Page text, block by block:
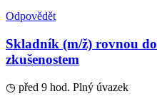
Odpovědět
Skladník (m/ž) rovnou
zkušenostem
◷ před 9 hod. Plný úvazek